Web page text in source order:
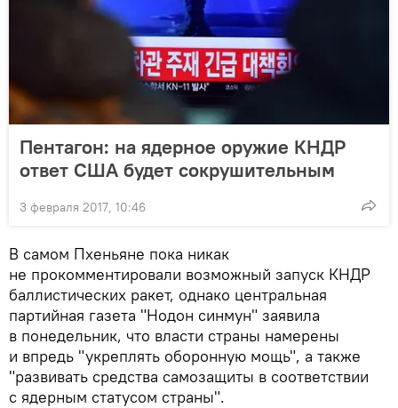
Пентагон: на ядерное оружие КНДР
ответ США будет сокрушительным
3 февраля 2017, 10:46
В самом Пхеньяне пока никак
не прокомментировали возможный запуск КНДР
баллистических ракет, однако центральная
партийная газета "Нодон синмун" заявила
в понедельник, что власти страны намерены
и впредь "укреплять оборонную мощь", а также
"развивать средства самозащиты в соответствии
с ядерным статусом страны".